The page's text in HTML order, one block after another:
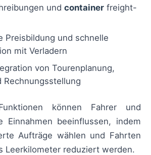
und container freight-
Preisbildung und schnelle
mit Verladern
von Tourenplanung,
Rechnungsstellung
können Fahrer und
Einnahmen beeinflussen, indem
Aufträge wählen und Fahrten
Leerkilometer reduziert werden.